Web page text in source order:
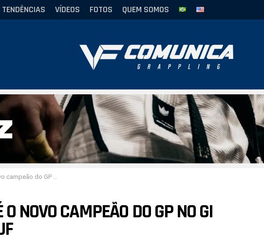
TENDÊNCIAS VÍDEOS FOTOS QUEM SOMOS
GP No Gi Absoluto da IBJJF
NOVO CAMPEÃO DO GP NO GI